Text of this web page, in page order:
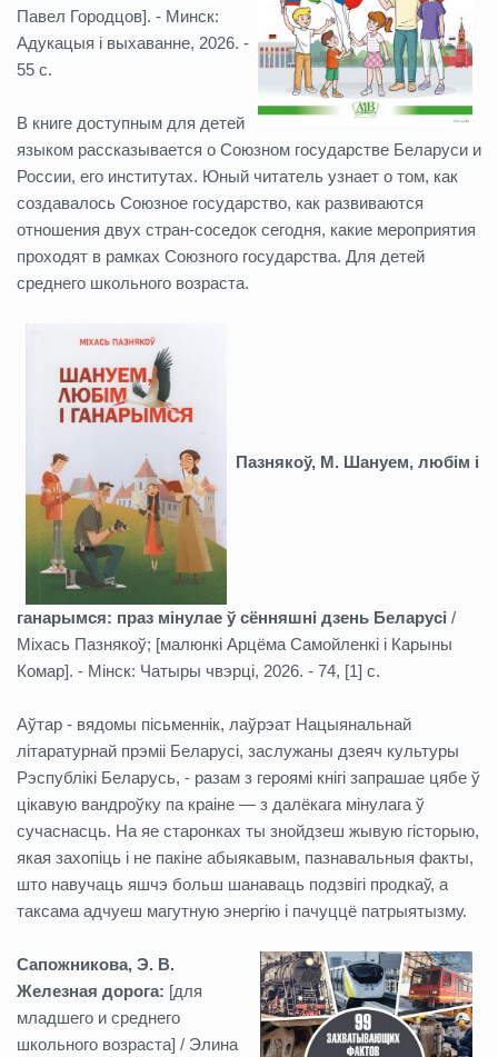
Павел Городцов]. - Минск:
Адукацыя і выхаванне, 2026. -
55 с.
В книге доступным для детей
языком рассказывается о Союзном государстве Беларуси и
России, его институтах. Юный читатель узнает о том, как
создавалось Союзное государство, как развиваются
отношения двух стран-соседок сегодня, какие мероприятия
проходят в рамках Союзного государства. Для детей
среднего школьного возраста.
Пазнякоў, М. Шануем, любім і
ганарымся: праз мінулае ў сённяшні дзень Беларусі /
Міхась Пазнякоў; [малюнкі Арцёма Самойленкі і Карыны
Комар]. - Мінск: Чатыры чвэрці, 2026. - 74, [1] с.
Аўтар - вядомы пісьменнік, лаўрэат Нацыянальнай
літаратурнай прэміі Беларусі, заслужаны дзеяч культуры
Рэспублікі Беларусь, - разам з героямі кнігі запрашае цябе ў
цікавую вандроўку па краіне — з далёкага мінулага ў
сучаснасць. На яе старонках ты знойдзеш жывую гісторыю,
якая захопіць і не пакіне абыякавым, пазнавальныя факты,
што навучаць яшчэ больш шанаваць подзвігі продкаў, а
таксама адчуеш магутную энергію і пачуццё патрыятызму.
Сапожникова, Э. В.
Железная дорога: [для
младшего и среднего
школьного возраста] / Элина